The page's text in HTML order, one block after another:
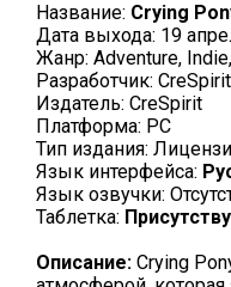
Название: Crying
Дата выхода: 19
Жанр: Adventure,
Разработчик: CreSpirit
Издатель: CreSpirit
Платформа: PC
Тип издания:
Язык интерфейса:
Язык озвучки:
Таблетка:
Описание: Crying